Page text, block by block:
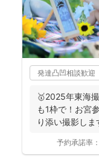
発達凸凹相談歓迎
🥇2025年東海
も1枠で！お宮
り添い撮影しま
予約承諾率：